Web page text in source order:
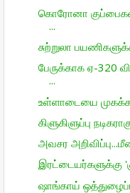
கொரோனா
...
சுற்றுலா
பேருக்காக ஏ-320
...
உள்ளாடையை
கிளுகிளுப்பு
அவசர
இரட்டையர்களுக்கு
ஷாங்காய்